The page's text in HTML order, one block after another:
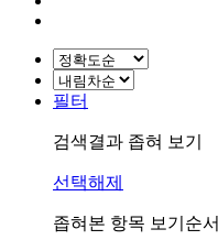
필터
검색결과 좁혀 보기
선택해제
좁혀본 항목 보기순서